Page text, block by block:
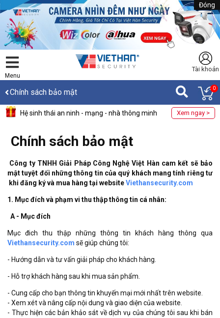
Đóng
Menu
Tài khoản
Chính sách bảo mật 0
Hệ sinh thái an ninh - mạng - nhà thông minh Xem ngay >
Chính sách bảo mật
Công ty TNHH Giải Pháp Công Nghệ Việt Hàn cam kết sẽ bảo
mật tuyệt đối những thông tin của quý khách mang tính riêng tư
khi đăng ký và mua hàng tại websiteViethansecurity.com
1. Mục đích và phạm vi thu thập thông tin cá nhân:
A - Mục đích
Mục đich thu thập những thông tin khách hàng thông qua
Viethansecurity.com sẽ giúp chúng tôi:
- Hướng dẫn và tư vấn giải pháp cho khách hàng.
- Hỗ trợ khách hàng sau khi mua sản phẩm.
- Cung cấp cho bạn thông tin khuyến mại mới nhất trên website.
- Xem xét và nâng cấp nội dung và giao diện của website.
- Thực hiện các bản khảo sát về dịch vụ của chúng tôi sau khi bán